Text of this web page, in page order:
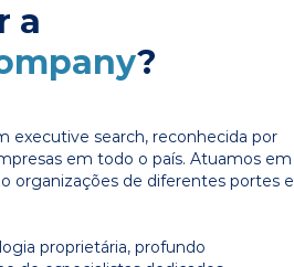
a
?
executive search, reconhecida por
em todo o país. Atuamos em
organizações de diferentes portes e
proprietária, profundo